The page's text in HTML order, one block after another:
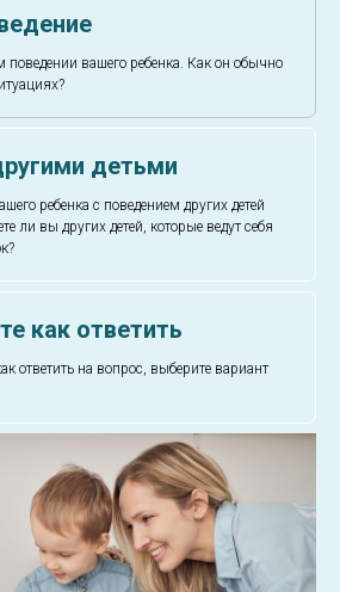
поведении вашего ребенка. Как он обычно
детьми
ребенка с поведением других детей
ли вы других детей, которые ведут себя
как ответить
ответить на вопрос, выберите вариант